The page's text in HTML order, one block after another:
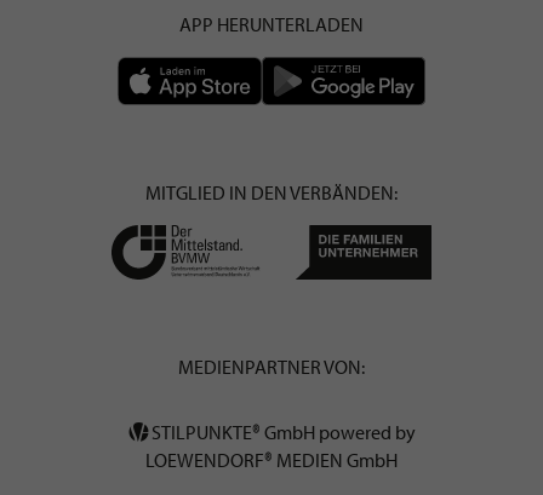
APP HERUNTERLADEN
MITGLIED IN DEN VERBÄNDEN:
MEDIENPARTNER VON:
STILPUNKTE® GmbH powered by
LOEWENDORF® MEDIEN GmbH